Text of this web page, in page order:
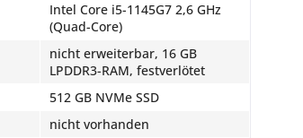
Intel Core i5-1145G7 2,6 GHz
(Quad-Core)
nicht erweiterbar, 16 GB
LPDDR3-RAM, festverlötet
512 GB NVMe SSD
nicht vorhanden